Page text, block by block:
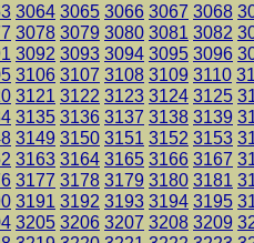
3064 3065 3066 3067 3068
3078 3079 3080 3081 3082
3092 3093 3094 3095 3096
3106 3107 3108 3109 3110
3121 3122 3123 3124 3125
3135 3136 3137 3138 3139
3149 3150 3151 3152 3153
3163 3164 3165 3166 3167
3177 3178 3179 3180 3181
3191 3192 3193 3194 3195
3205 3206 3207 3208 3209